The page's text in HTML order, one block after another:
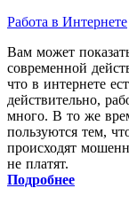
Работа в Интернете
Вам может
современной
что в интернете
действительно,
много. В то же
пользуются тем,
происходят
не платят.
Подробнее